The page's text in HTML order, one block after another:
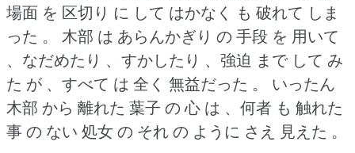
場面 を 区切り に して はかなく も 破れて しま
った 。
木部 は あらんかぎり の 手段 を 用いて
、なだめたり 、すかしたり 、強迫 まで して み
た が 、すべて は 全く 無益だった 。
いったん
木部 から 離れた 葉子 の 心 は 、何者 も 触れた
事 の ない 処女 の それ の ように さえ 見えた 。